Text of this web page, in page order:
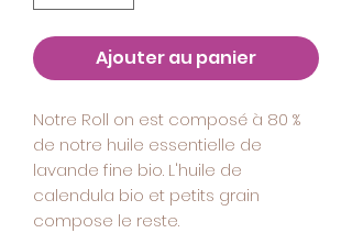
Ajouter au panier
Notre Roll on est composé à 80 %
de notre huile essentielle de
lavande fine bio. L'huile de
calendula bio et petits grain
compose le reste.